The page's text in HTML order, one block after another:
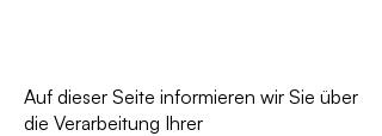
Auf dieser Seite informieren wir Sie über
die Verarbeitung Ihrer